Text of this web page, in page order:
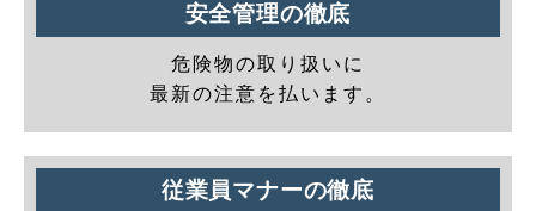
安全管理の徹底
危険物の取り扱いに
最新の注意を払います。
従業員マナーの徹底